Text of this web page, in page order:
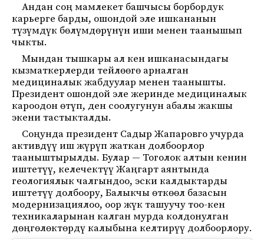
Андан соң мамлекет башчысы борбордук
карьерге барды, ошондой эле ишкананын
түзүмдүк бөлүмдөрүнүн иши менен таанышып
чыкты.
Мындан тышкары ал кен ишканасындагы
кызматкерлерди тейлөөгө арналган
медициналык жабдуулар менен таанышты.
Президент ошондой эле жеринде медициналык
кароодон өтүп, ден соолугунун абалы жакшы
экени тастыкталды.
Соңунда президент Садыр Жапаровго учурда
активдүү иш жүрүп жаткан долбоорлор
тааныштырылды. Булар — Тоголок алтын кенин
иштетүү, келечектүү Жаңгарт аянтында
геологиялык чалгындоо, эски калдыктарды
иштетүү долбоору, Балыкчы өткөөл базасын
модернизациялоо, оор жүк ташуучу тоо-кен
техникаларынан калган мурда колдонулган
дөңгөлөктөрдү калыбына келтирүү долбоорлору.